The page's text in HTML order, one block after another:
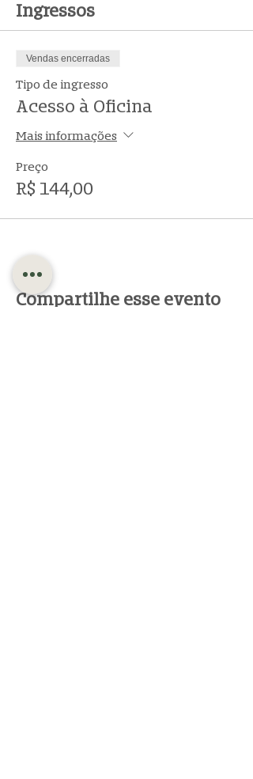
Ingressos
Vendas encerradas
Tipo de ingresso
Acesso à Oficina
Mais informações
Preço
R$ 144,00
Compartilhe esse evento